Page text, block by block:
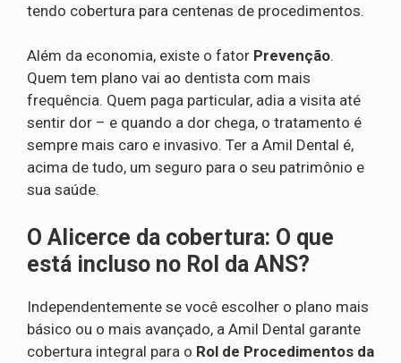
tendo cobertura para centenas de procedimentos.
Além da economia, existe o fator Prevenção.
Quem tem plano vai ao dentista com mais
frequência. Quem paga particular, adia a visita até
sentir dor – e quando a dor chega, o tratamento é
sempre mais caro e invasivo. Ter a Amil Dental é,
acima de tudo, um seguro para o seu patrimônio e
sua saúde.
O Alicerce da cobertura: O que
está incluso no Rol da ANS?
Independentemente se você escolher o plano mais
básico ou o mais avançado, a Amil Dental garante
cobertura integral para o Rol de Procedimentos da